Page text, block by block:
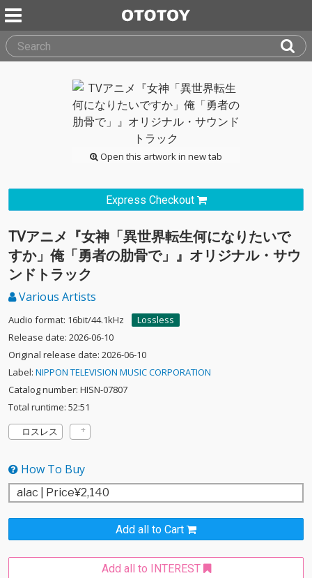
Open this artwork in new tab
Express Checkout
TVアニメ『女神「異世界転生何になりたいで
すか」俺「勇者の肋骨で」』オリジナル・サウ
ンドトラック
Various Artists
Audio format: 16bit/44.1kHz
Lossless
Release date: 2026-06-10
Original release date: 2026-06-10
Label: NIPPON TELEVISION MUSIC CORPORATION
Catalog number: HISN-07807
Total runtime: 52:51
ロスレス
How To Buy
Add all to Cart
Add all to INTEREST